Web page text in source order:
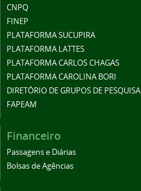
CNPQ
FINEP
PLATAFORMA SUCUPIRA
PLATAFORMA LATTES
PLATAFORMA CARLOS CHAGAS
PLATAFORMA CAROLINA BORI
DIRETÓRIO DE GRUPOS DE PESQUISA
FAPEAM
Financeiro
Passagens e Diárias
Bolsas de Agências